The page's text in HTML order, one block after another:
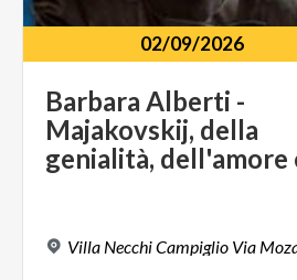
02/09/2026
Barbara Alberti -
Majakovskij, della
Villa NecchiCampiglio Via